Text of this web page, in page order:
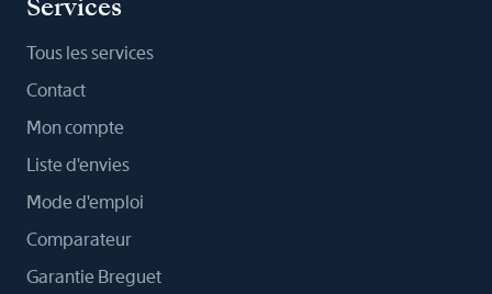
Services
Tous les services
Contact
Mon compte
Liste d'envies
Mode d'emploi
Comparateur
Garantie Breguet